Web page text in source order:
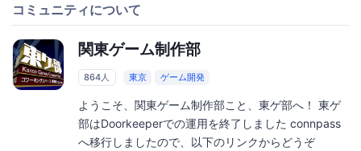
コミュニティについて
関東ゲーム制作部
864人 東京 ゲーム開発
ようこそ、関東ゲーム制作部こと、東ゲ部へ！ 東ゲ
部はDoorkeeperでの運用を終了しました connpass
へ移行しましたので、以下のリンクからどうぞ